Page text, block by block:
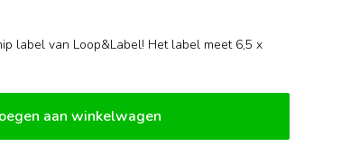
label van Loop&Label! Het label meet 6,5 x
aan winkelwagen